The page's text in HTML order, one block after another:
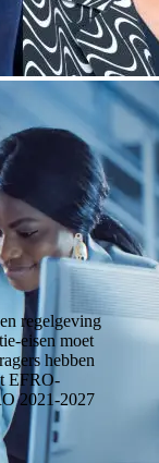
regelgeving
eisen moet
hebben
EFRO-
2021-2027